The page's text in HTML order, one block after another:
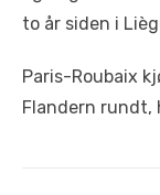
to år siden i
Paris-Roubaix
Flandern rundt,